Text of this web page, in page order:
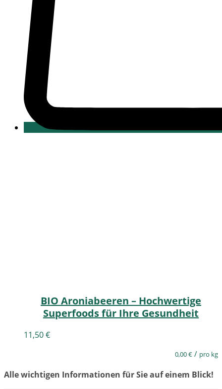
BIO Aroniabeeren – Hochwertige
Superfoods für Ihre Gesundheit
11,50€
0,00€ / pro kg
Alle wichtigen Informationen für Sie auf einem Blick!